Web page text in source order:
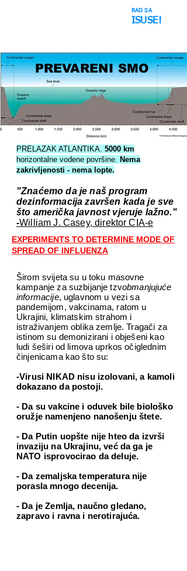
RAD SA
ISUSE!
PREVARENI SMO
PRELAZAK ATLANTIKA. 5000 km
horizontalne vodene površine. Nema
zakrivljenosti - nema lopte.
"Znaćemo da je naš program
dezinformacija završen kada je sve
što američka javnost vjeruje lažno."
-William J. Casey, direktor CIA-e
EXPERIMENTS TO DETERMINE MODE OF
SPREAD OF INFLUENZA
Širom svijeta su u toku masovne
kampanje za suzbijanje tzvobmanjujuće
informacije, uglavnom u vezi sa
pandemijom, vakcinama, ratom u
Ukrajini, klimatskim strahom i
istraživanjem oblika zemlje. Tragači za
istinom su demonizirani i obješeni kao
ludi šeširi od limova uprkos očiglednim
činjenicama kao što su:
-Virusi NIKAD nisu izolovani, a kamoli
dokazano da postoji.
- Da su vakcine i oduvek bile biološko
oružje namenjeno nanošenju štete.
- Da Putin uopšte nije hteo da izvrši
invaziju na Ukrajinu, već da ga je
NATO isprovocirao da deluje.
- Da zemaljska temperatura nije
porasla mnogo decenija.
- Da je Zemlja, naučno gledano,
zapravo i ravna i nerotirajuća.